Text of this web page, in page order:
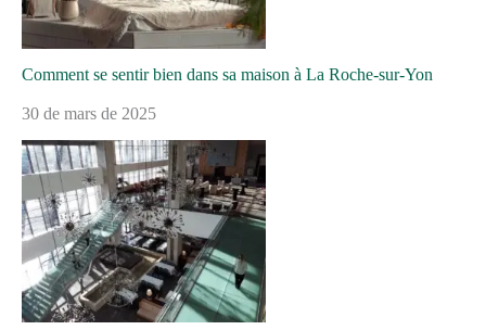
Comment se sentir bien dans sa maison à La Roche-sur-Yon
30 de mars de 2025